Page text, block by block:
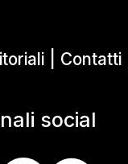
| Contatti|
social